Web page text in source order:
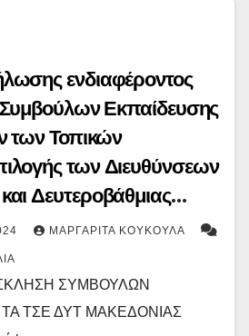
ενδιαφέροντος
Συμβούλων Εκπαίδευσης
των Τοπικών
των Διευθύνσεων
Δευτεροβάθμιας
Μακεδονίας
ΜΑΡΓΑΡΊΤΑ ΚΟΥΚΟΎΛΑ
ΣΥΜΒΟΥΛΩΝ
ΤΑ ΤΣΕ ΔΥΤ ΜΑΚΕΔΟΝΙΑΣ